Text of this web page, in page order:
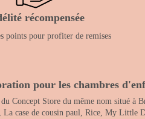
récompensée
points pour profiter de remises
pour les chambres
Concept Store du même nom situé à
La case de cousin paul, Rice, My